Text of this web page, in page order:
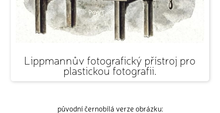
Lippmannův fotografický přístroj pro
plastickou fotografii.
původní černobílá verze obrázku: